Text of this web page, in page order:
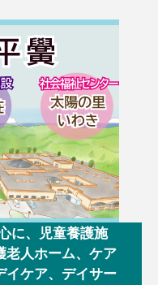
に、児童養護施
老人ホーム、ケア
イケア、デイサー